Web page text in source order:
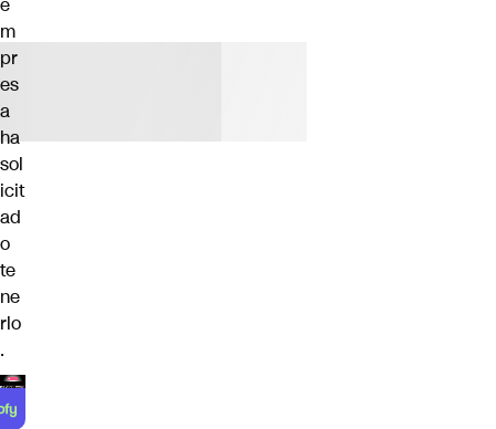
m
pr
es
a
ha
sol
icit
ad
o
te
ne
rlo
.